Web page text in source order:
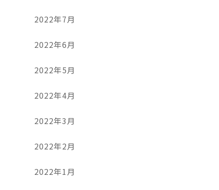
2022年7月
2022年6月
2022年5月
2022年4月
2022年3月
2022年2月
2022年1月